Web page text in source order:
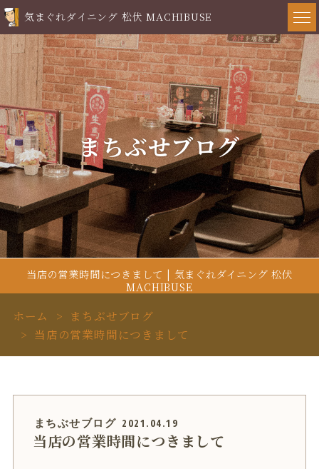
気まぐれダイニング 松伏 MACHIBUSE
まちぶせブログ
当店の営業時間につきまして | 気まぐれダイニング 松伏
MACHIBUSE
ホーム
まちぶせブログ
当店の営業時間につきまして
まちぶせブログ 2021.04.19
当店の営業時間につきまして